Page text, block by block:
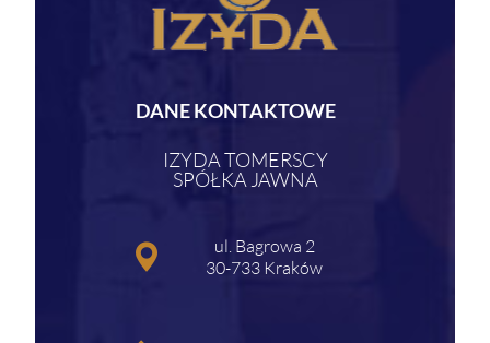
DANE KONTAKTOWE
IZYDA TOMERSCY
SPÓŁKA JAWNA
ul. Bagrowa 2
30-733 Kraków